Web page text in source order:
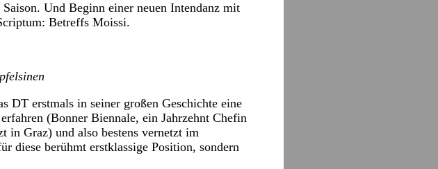
Und Beginn einer neuen Intendanz mit
Betreffs Moissi.
DT erstmals in seiner großen Geschichte eine
(Bonner Biennale, ein Jahrzehnt Chefin
in Graz) und also bestens vernetzt im
diese berühmt erstklassige Position, sondern